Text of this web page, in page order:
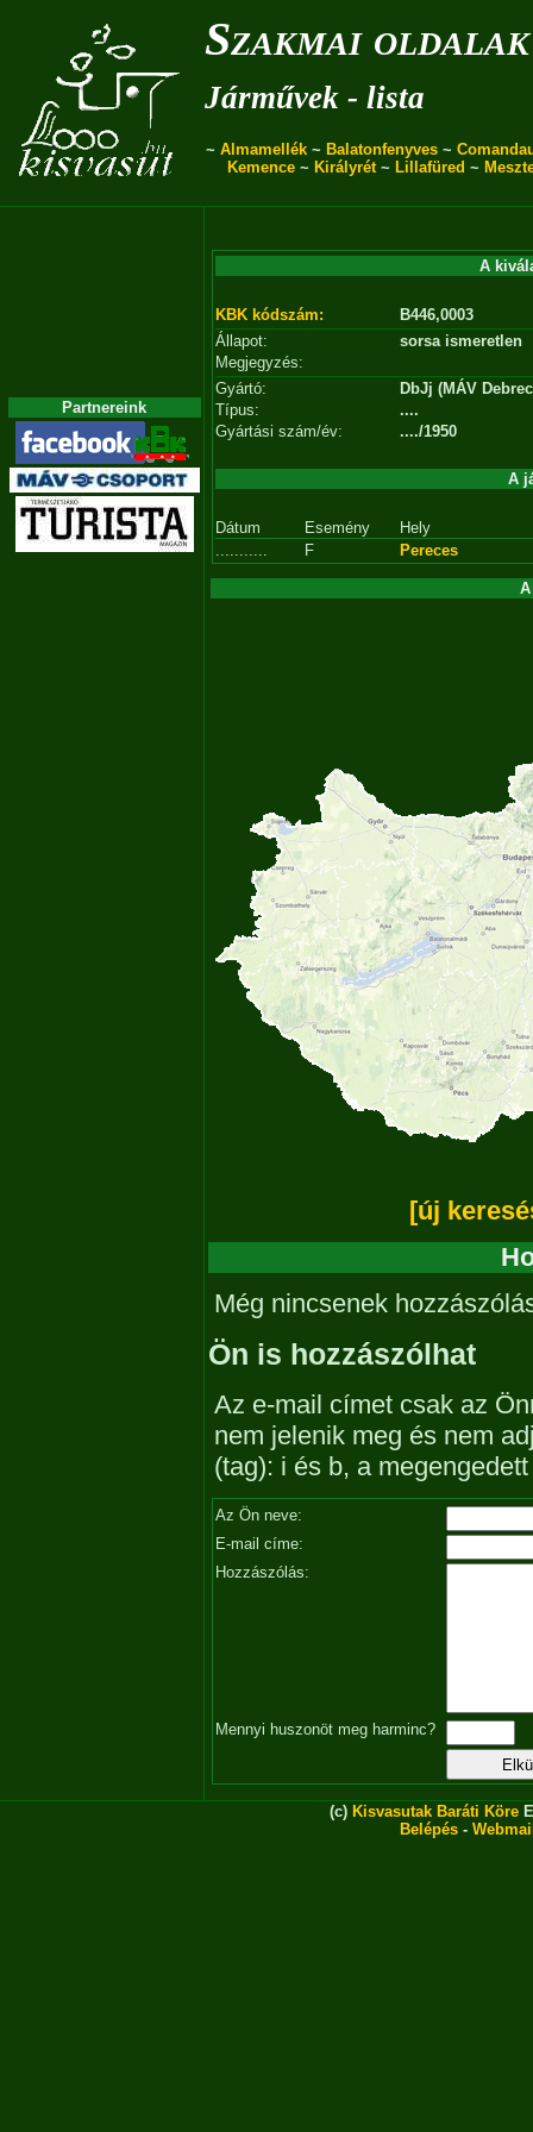
Szakmai oldalak
Járművek - lista
~ Almamellék ~ Balatonfenyves ~
Kemence ~ Királyrét~ Lillafüred ~
Partnereink
A
KBK kódszám:
B446,0003
Állapot:
sorsa ismeretlen
Megjegyzés:
Gyártó:
DbJj (MÁV
Típus:
....
Gyártási szám/év:
..../1950
A
Dátum Esemény
Hely
...........
F Pereces
[új
Még nincsenek
Ön is hozzászólhat
Az e-mail címet csak az
nem jelenik meg és nem
(tag): i és b, a
Az Ön neve:
E-mail címe:
Hozzászólás:
Mennyi huszonöt meg harminc?
(c) Kisvasutak Baráti Köre
Belépés -